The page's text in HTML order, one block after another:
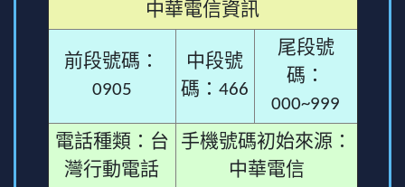
中華電信資訊
前段號碼：
0905
中段號
碼：466
尾段號
碼：
000~999
電話種類：台
灣行動電話
手機號碼初始來源：
中華電信